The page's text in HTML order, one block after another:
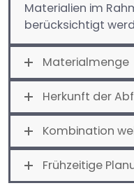
Materialien im
berücksichtigt
Materialmenge
Herkunft der
Kombination
Frühzeitige